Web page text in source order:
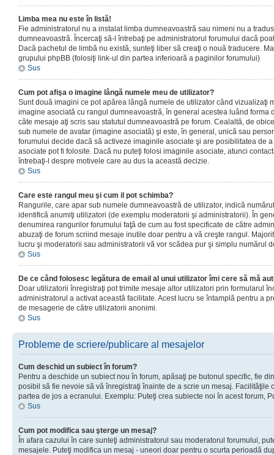
Limba mea nu este în listă!
Fie administratorul nu a instalat limba dumneavoastră sau nimeni nu a
dumneavoastră. Încercaţi să-l întrebaţi pe administratorul forumului dacă
Dacă pachetul de limbă nu există, sunteţi liber să creaţi o nouă traducere.
grupului phpBB (folosiţi link-ul din partea inferioară a paginilor forumului)
Sus
Cum pot afişa o imagine lângă numele meu de utilizator?
Sunt două imagini ce pot apărea lângă numele de utilizator când vizualizaţi
imagine asociată cu rangul dumneavoastră, în general acestea luând forma
câte mesaje aţi scris sau statutul dumneavoastră pe forum. Cealaltă, de
sub numele de avatar (imagine asociată) şi este, în general, unică sau
forumului decide dacă să activeze imaginile asociate şi are posibilitatea de
asociate pot fi folosite. Dacă nu puteţi folosi imaginile asociate, atunci
întrebaţi-l despre motivele care au dus la această decizie.
Sus
Care este rangul meu şi cum il pot schimba?
Rangurile, care apar sub numele dumneavoastră de utilizator, indică
identifică anumiţi utilizatori (de exemplu moderatorii şi administratorii). În
denumirea rangurilor forumului faţă de cum au fost specificate de către
abuzaţi de forum scriind mesaje inutile doar pentru a vă creşte rangul.
lucru şi moderatorii sau administratorii vă vor scădea pur şi simplu numărul
Sus
De ce când folosesc legătura de email al unui utilizator îmi cere să mă
Doar utilizatorii înregistraţi pot trimite mesaje altor utilizatori prin formularul
administratorul a activat această facilitate. Acest lucru se întamplă pentru a
de mesagerie de către utilizatorii anonimi.
Sus
Probleme de scriere/publicare al mesajelor
Cum deschid un subiect în forum?
Pentru a deschide un subiect nou în forum, apăsaţi pe butonul specific, fie
posibil să fie nevoie să vă înregistraţi înainte de a scrie un mesaj. Facilităţile
partea de jos a ecranului. Exemplu: Puteţi crea subiecte noi în acest forum,
Sus
Cum pot modifica sau şterge un mesaj?
În afara cazului în care sunteţi administratorul sau moderatorul forumului,
mesajele. Puteţi modifica un mesaj - uneori doar pentru o scurta perioadă